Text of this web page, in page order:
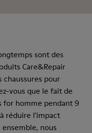
sont des
Care&Repair
chaussures pour
vous que le fait de
for homme pendant 9
réduire l'impact
ensemble, nous